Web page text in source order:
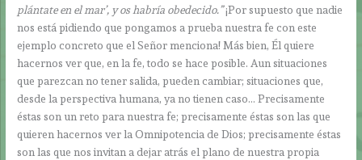
plántate en el mar’, y os habría obedecido.”¡Por supuesto que nadie
nos está pidiendo que pongamos a prueba nuestra fe con este
ejemplo concreto que el Señor menciona! Más bien, Él quiere
hacernos ver que, en la fe, todo se hace posible. Aun situaciones
que parezcan no tener salida, pueden cambiar; situaciones que,
desde la perspectiva humana, ya no tienen caso… Precisamente
éstas son un reto para nuestra fe; precisamente éstas son las que
quieren hacernos ver la Omnipotencia de Dios; precisamente éstas
son las que nos invitan a dejar atrás el plano de nuestra propia